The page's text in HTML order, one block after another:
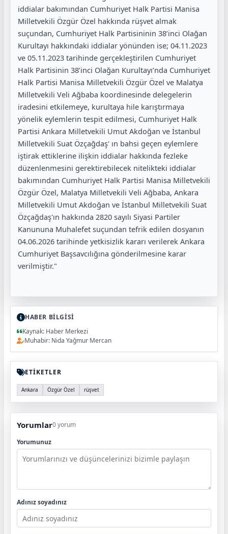
iddialar bakımından Cumhuriyet Halk Partisi Manisa
Milletvekili Özgür Özel hakkında rüşvet almak
suçundan, Cumhuriyet Halk Partisininin 38’inci Olağan
Kurultayı hakkındaki iddialar yönünden ise; 04.11.2023
ve 05.11.2023 tarihinde gerçekleştirilen Cumhuriyet
Halk Partisinin 38’inci Olağan Kurultayı’nda Cumhuriyet
Halk Partisi Manisa Milletvekili Özgür Özel ve Malatya
Milletvekili Veli Ağbaba koordinesinde delegelerin
iradesini etkilemeye, kurultaya hile karıştırmaya
yönelik eylemlerin tespit edilmesi, Cumhuriyet Halk
Partisi Ankara Milletvekili Umut Akdoğan ve İstanbul
Milletvekili Suat Özçağdaş' ın bahsi geçen eylemlere
iştirak ettiklerine ilişkin iddialar hakkında fezleke
düzenlenmesini gerektirebilecek nitelikteki iddialar
bakımından Cumhuriyet Halk Partisi Manisa Milletvekili
Özgür Özel, Malatya Milletvekili Veli Ağbaba, Ankara
Milletvekili Umut Akdoğan ve İstanbul Milletvekili Suat
Özçağdaş'ın hakkında 2820 sayılı Siyasi Partiler
Kanununa Muhalefet suçundan tefrik edilen dosyanın
04.06.2026 tarihinde yetkisizlik kararı verilerek Ankara
Cumhuriyet Başsavcılığına gönderilmesine karar
verilmiştir."
HABER BİLGİSİ
Kaynak: Haber Merkezi
Muhabir: Nida Yağmur Mercan
ETİKETLER
Ankara Özgür Özel rüşvet
Yorumlar0 yorum
Yorumunuz
Adınız soyadınız